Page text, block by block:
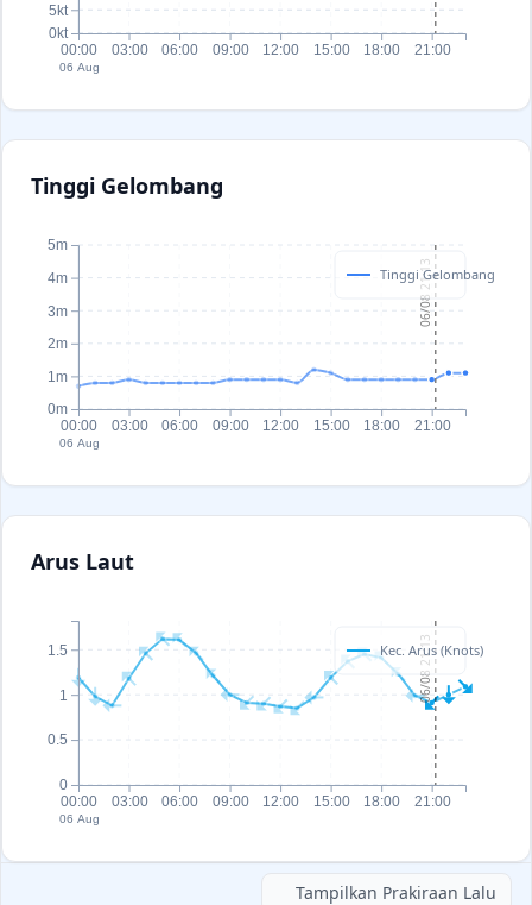
00:00
06 Aug
03:00 06:00 09:00 12:00 15:00 18:00 21:00
0kt
5kt
Tinggi Gelombang
06/08 21:13
Tinggi Gelombang
00:00
06 Aug
03:00 06:00 09:00 12:00 15:00 18:00 21:00
0m
1m
2m
3m
4m
5m
Arus Laut
06/08 21:13
Kec. Arus (Knots)
00:00
06 Aug
03:00 06:00 09:00 12:00 15:00 18:00 21:00
0
0.5
1
1.5
Tampilkan Prakiraan Lalu